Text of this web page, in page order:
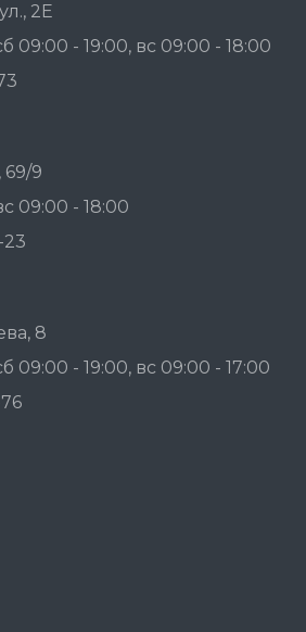
2Е
09:00 - 19:00, вс 09:00 - 18:00
69/9
09:00 - 18:00
23
8
09:00 - 19:00, вс 09:00 - 17:00